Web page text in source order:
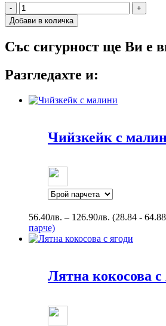
-
+
Добави в количка
Със сигурност ще Ви е
Разгледахте и:
Чийзкейк с
56.40лв. – 126.90лв. Price
56.40лв.
(28.84 -
парче)
Лятна кокосова с